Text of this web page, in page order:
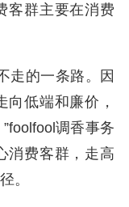
客群主要在消费
走的一条路。因
低端和廉价，
调香事务
消费客群，走高
。